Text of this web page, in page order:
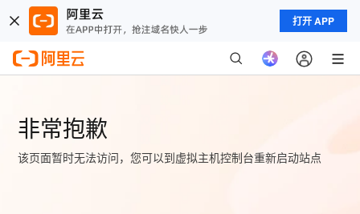
打开 APP
非常抱歉
该页面暂时无法访问，您可以到虚拟主机控制台重新启动站点